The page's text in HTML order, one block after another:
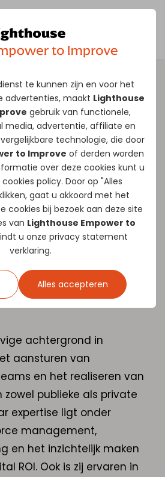
te kunnen zijn en voor het
advertenties, maakt Lighthouse
gebruik van functionele,
media, advertentie, affiliate en
technologie, die door
to Improve of derden worden
over deze cookies kunt u
cookies policy. Door op "Alles
gaat u akkoord met het
cookies bij bezoek aan deze site
van Lighthouse Empower to
u onze privacy statement
verklaring.
Alles accepteren
Vivié
meer dan 15 jaar
en
staat bekend om haar
bedrijfskundige visie te
warme, mensgerichte
gaat om strategische
dagelijkse uitvoering:
zich moeiteloos tussen
achtergrond in
aansturen van
en het realiseren van
publieke als private
expertise ligt onder
management,
en het inzichtelijk maken
ROI. Ook is zij ervaren in